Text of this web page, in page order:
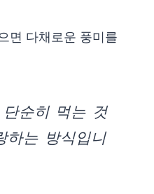
면 다채로운 풍미를
단순히 먹는 것
하는 방식입니